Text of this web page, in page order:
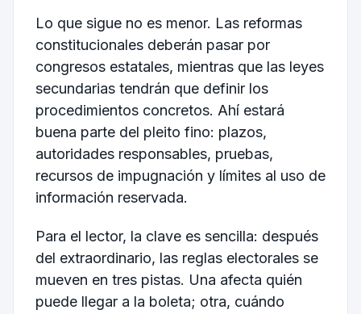
Lo que sigue no es menor. Las reformas
constitucionales deberán pasar por
congresos estatales, mientras que las leyes
secundarias tendrán que definir los
procedimientos concretos. Ahí estará
buena parte del pleito fino: plazos,
autoridades responsables, pruebas,
recursos de impugnación y límites al uso de
información reservada.
Para el lector, la clave es sencilla: después
del extraordinario, las reglas electorales se
mueven en tres pistas. Una afecta quién
puede llegar a la boleta; otra, cuándo